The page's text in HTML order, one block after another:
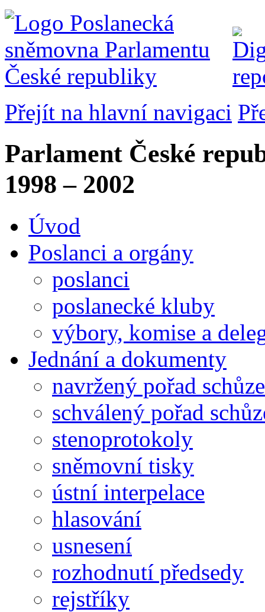
Přejít na hlavní navigaci
Parlament České
1998 – 2002
Úvod
Poslanci a orgány
poslanci
poslanecké kluby
výbory, komise a
Jednání a dokumenty
navržený pořad schůze
schválený pořad
stenoprotokoly
sněmovní tisky
ústní interpelace
hlasování
usnesení
rozhodnutí předsedy
rejstříky